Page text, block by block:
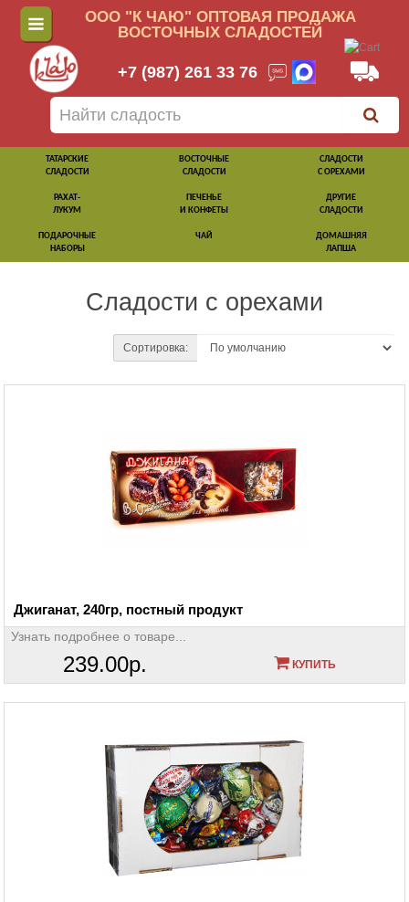
ООО "К ЧАЮ" ОПТОВАЯ ПРОДАЖА
ВОСТОЧНЫХ СЛАДОСТЕЙ
+7 (987) 261 33 76
ТАТАРСКИЕ
СЛАДОСТИ
ВОСТОЧНЫЕ
СЛАДОСТИ
СЛАДОСТИ
С ОРЕХАМИ
РАХАТ-
ЛУКУМ
ПЕЧЕНЬЕ
И КОНФЕТЫ
ДРУГИЕ
СЛАДОСТИ
ПОДАРОЧНЫЕ
НАБОРЫ
ЧАЙ
ДОМАШНЯЯ
ЛАПША
Сладости с орехами
Сортировка:
Джиганат, 240гр, постный продукт
Узнать подробнее о товаре...
239.00р. КУПИТЬ